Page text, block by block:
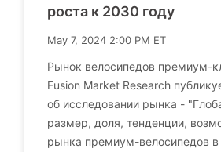
роста к 2030 году
May 7, 2024 2:00 PM ET
Рынок велосипедов премиум-
Fusion Market Research
об исследовании рынка -
размер, доля, тенденции,
рынка премиум-велосипедов в